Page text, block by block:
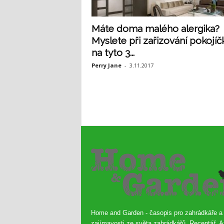
Máte doma malého alergika?
Myslete při zařizování
na tyto 3...
Perry Jane - 3.11.2017
Home and Garden - časopis pro zahrádkáře a